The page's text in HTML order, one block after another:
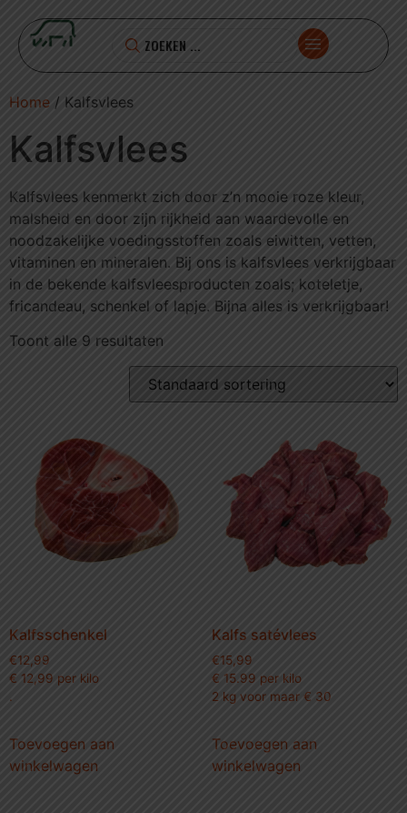
Home / Kalfsvlees
Kalfsvlees
Kalfsvlees kenmerkt zich door z’n mooie roze kleur,
malsheid en door zijn rijkheid aan waardevolle en
noodzakelijke voedingsstoffen zoals eiwitten, vetten,
vitaminen en mineralen. Bij ons is kalfsvlees verkrijgbaar
in de bekende kalfsvleesproducten zoals; koteletje,
fricandeau, schenkel of lapje. Bijna alles is verkrijgbaar!
Toont alle 9 resultaten
Kalfsschenkel
€12,99
€ 12,99 per kilo
Toevoegen aan
winkelwagen
Kalfs satévlees
€15,99
€ 15.99 per kilo
2 kg voor maar € 30
Toevoegen aan
winkelwagen